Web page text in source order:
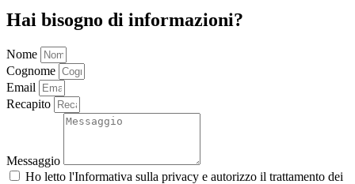
Hai bisogno di informazioni?
Nome
Cognome
Email
Recapito
Messaggio
Ho letto l'Informativa sulla privacy e autorizzo il trattamento dei